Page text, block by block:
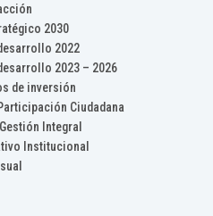
2030
2022
2023 – 2026
de inversión
Ciudadana
Integral
Institucional